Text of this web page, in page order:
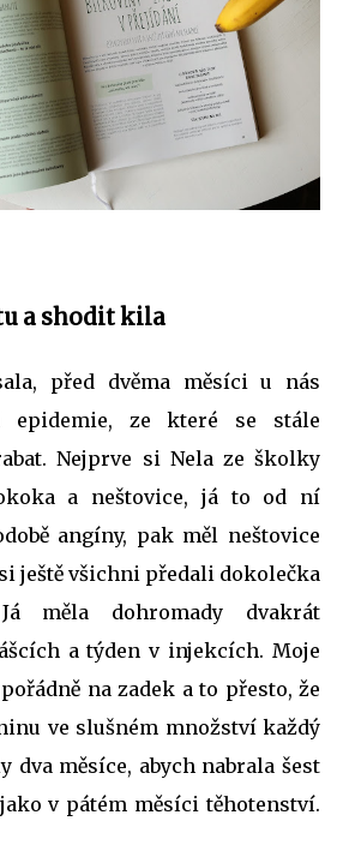
a shodit kila
před dvěma měsíci u nás
epidemie, ze které se stále
Nejprve si Nela ze školky
a neštovice, já to od ní
angíny, pak měl neštovice
ještě všichni předali dokolečka
měla dohromady dvakrát
a týden v injekcích. Moje
na zadek a to přesto, že
ve slušném množství každý
dva měsíce, abych nabrala šest
v pátém měsíci těhotenství.